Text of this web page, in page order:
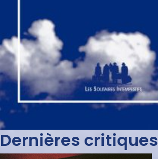
Dernières critiques